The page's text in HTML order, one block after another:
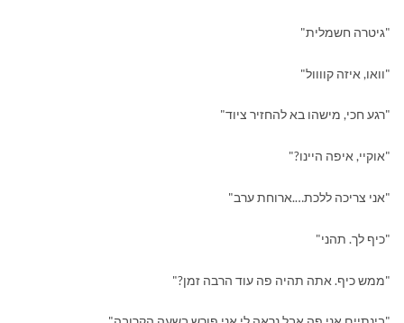
"גיטרה חשמלית"
"וואו, איזה קוווול"
"רגע חכי, מישהו בא להחזיר ציוד"
"אוקיי, איפה היינו?"
"אני צריכה ללכת….ארוחת ערב"
"כיף לך. תהני"
"ממש כיף. אתה תהיה פה עוד הרבה זמן?"